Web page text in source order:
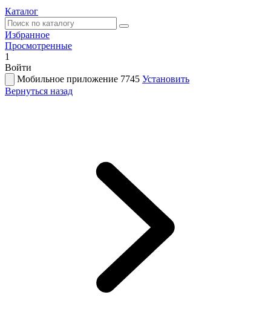
Каталог
Избранное
Просмотренные
1
Войти
Мобильное приложение 7745 Установить
Вернуться назад